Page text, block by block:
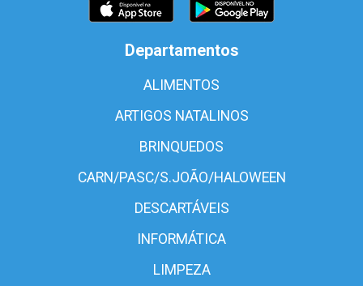
Departamentos
ALIMENTOS
ARTIGOS NATALINOS
BRINQUEDOS
CARN/PASC/S.JOÃO/HALOWEEN
DESCARTÁVEIS
INFORMÁTICA
LIMPEZA